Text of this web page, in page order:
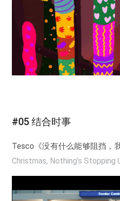
#05 结合时事
Tesco《没有什么能够阻挡，
Christmas, Nothing’s Stopping